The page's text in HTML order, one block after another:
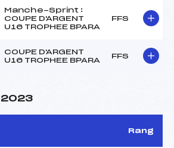
Manche-Sprint :
COUPE D'ARGENT
U16 TROPHEE BPARA
FFS
COUPE D'ARGENT
U16 TROPHEE BPARA
FFS
2023
Rang